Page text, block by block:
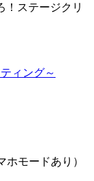
！ステージクリ
モードあり）